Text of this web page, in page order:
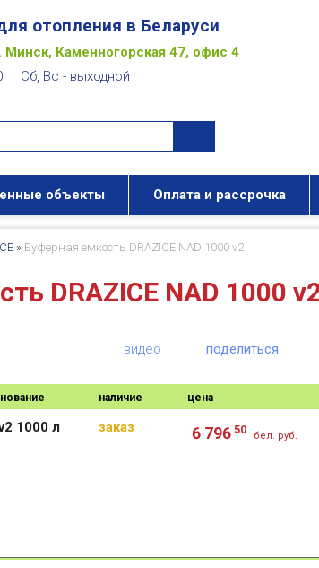
отопления в Беларуси
Минск, Каменногорская 47, офис 4
Сб, Вс - выходной
объекты Оплата и рассрочка
» Буферная емкость DRAZICE NAD 1000 v2
DRAZICE NAD 1000
видео поделиться
наличие цена
1000 л заказ 6 796 50 бел. руб.